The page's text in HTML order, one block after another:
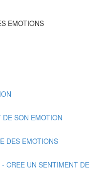
EMOTIONS
SON EMOTION
DES EMOTIONS
CREE UN SENTIMENT DE